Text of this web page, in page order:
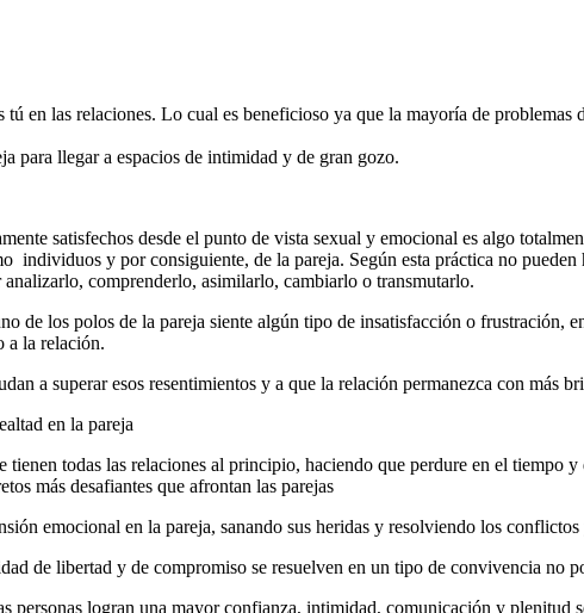
en las relaciones. Lo cual es beneficioso ya que la mayoría de
para llegar a espacios de intimidad y de gran gozo.
satisfechos desde el punto de vista sexual y emocional es algo
individuos y por consiguiente, de la pareja. Según esta práctica no
comprenderlo, asimilarlo, cambiarlo o transmutarlo.
de los polos de la pareja siente algún tipo de insatisfacción o frustración,
a la relación.
a superar esos resentimientos y a que la relación permanezca con más
en la pareja
todas las relaciones al principio, haciendo que perdure en el tiempo
más desafiantes que afrontan las parejas
emocional en la pareja, sanando sus heridas y resolviendo los
de libertad y de compromiso se resuelven en un tipo de convivencia no
personas logran una mayor confianza, intimidad, comunicación y plenitud